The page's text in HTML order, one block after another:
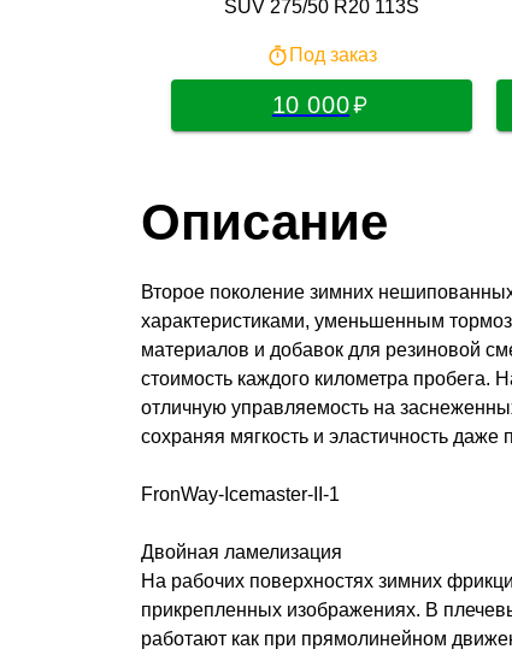
SUV 275/50 R20 113S
Под заказ
10 000
Описание
Второе поколение зимних
характеристиками, уменьшенным
материалов и добавок для резиновой
стоимость каждого километра пробега.
отличную управляемость на
сохраняя мягкость и эластичность даже
FronWay-Icemaster-II-1
Двойная ламелизация
На рабочих поверхностях зимних
прикрепленных изображениях. В
работают как при прямолинейном